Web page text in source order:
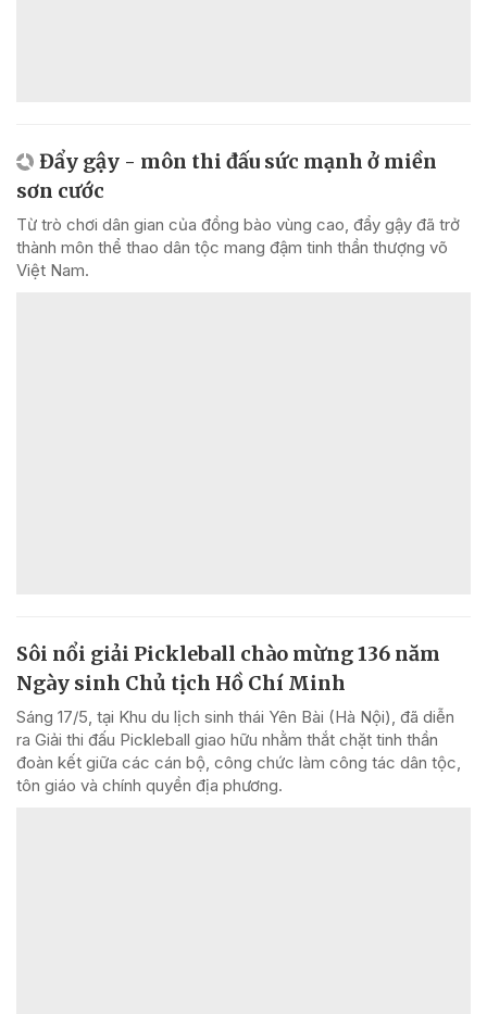
Đẩy gậy - môn thi đấu sức mạnh ở miền
sơn cước
Từ trò chơi dân gian của đồng bào vùng cao, đẩy gậy đã trở
thành môn thể thao dân tộc mang đậm tinh thần thượng võ
Việt Nam.
Sôi nổi giải Pickleball chào mừng 136 năm
Ngày sinh Chủ tịch Hồ Chí Minh
Sáng 17/5, tại Khu du lịch sinh thái Yên Bài (Hà Nội), đã diễn
ra Giải thi đấu Pickleball giao hữu nhằm thắt chặt tinh thần
đoàn kết giữa các cán bộ, công chức làm công tác dân tộc,
tôn giáo và chính quyền địa phương.